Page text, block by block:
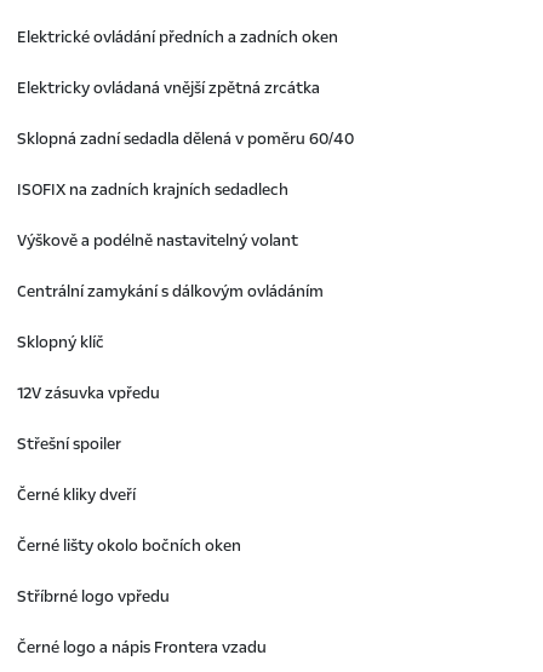
Elektrické ovládání předních a zadních oken
Elektricky ovládaná vnější zpětná zrcátka
Sklopná zadní sedadla dělená v poměru 60/40
ISOFIX na zadních krajních sedadlech
Výškově a podélně nastavitelný volant
Centrální zamykání s dálkovým ovládáním
Sklopný klíč
12V zásuvka vpředu
Střešní spoiler
Černé kliky dveří
Černé lišty okolo bočních oken
Stříbrné logo vpředu
Černé logo a nápis Frontera vzadu